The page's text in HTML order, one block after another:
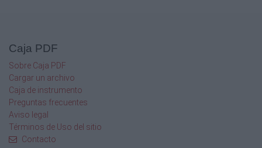
lacado en negro, de acero bonificado
››Juegos de llaves acodadas, 8 piezas para el
hexágono y tornillos TX
››Los tornillos y tuercas se pueden reapretar
fácilmente gracias a la
carraca reversible de 2 componentes
conmutable a derecha e izquierda
››Carraca diseñada para una transmisión de
fuerza sin esfuerzo y
Caja PDF
Sobre Caja PDF
Cargar un archivo
Caja de instrumento
Preguntas frecuentes
Aviso legal
Términos de Uso del sitio
Contacto